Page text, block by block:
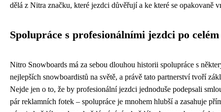
dělá z Nitra značku, které jezdci důvěřují a ke které se opakovaně
Spolupráce s profesionálními jezdci po celém
Nitro Snowboards má za sebou dlouhou historii spolupráce s
nejlepších snowboardistů na světě, a právě tato partnerství tvoří
Nejde jen o to, že by profesionální jezdci jednoduše podepsali
pár reklamních fotek – spolupráce je mnohem hlubší a zasahuje